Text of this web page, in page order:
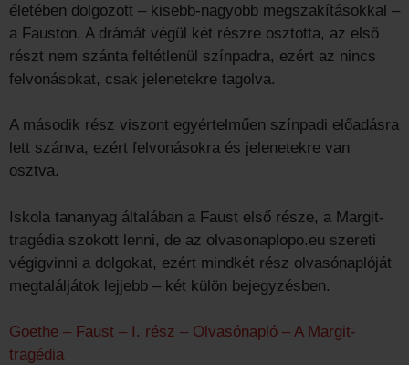
életében dolgozott – kisebb-nagyobb megszakításokkal –
a Fauston. A drámát végül két részre osztotta, az első
részt nem szánta feltétlenül színpadra, ezért az nincs
felvonásokat, csak jelenetekre tagolva.
A második rész viszont egyértelműen színpadi előadásra
lett szánva, ezért felvonásokra és jelenetekre van
osztva.
Iskola tananyag általában a Faust első része, a Margit-
tragédia szokott lenni, de az olvasonaplopo.eu szereti
végigvinni a dolgokat, ezért mindkét rész olvasónaplóját
megtaláljátok lejjebb – két külön bejegyzésben.
Goethe – Faust – I. rész – Olvasónapló – A Margit-
tragédia